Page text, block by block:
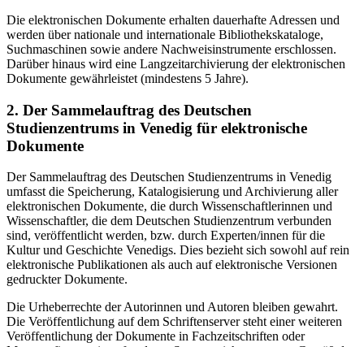
Die elektronischen Dokumente erhalten dauerhafte Adressen und
werden über nationale und internationale Bibliothekskataloge,
Suchmaschinen sowie andere Nachweisinstrumente erschlossen.
Darüber hinaus wird eine Langzeitarchivierung der elektronischen
Dokumente gewährleistet (mindestens 5 Jahre).
2. Der Sammelauftrag des Deutschen
Studienzentrums in Venedig für elektronische
Dokumente
Der Sammelauftrag des Deutschen Studienzentrums in Venedig
umfasst die Speicherung, Katalogisierung und Archivierung aller
elektronischen Dokumente, die durch Wissenschaftlerinnen und
Wissenschaftler, die dem Deutschen Studienzentrum verbunden
sind, veröffentlicht werden, bzw. durch Experten/innen für die
Kultur und Geschichte Venedigs. Dies bezieht sich sowohl auf rein
elektronische Publikationen als auch auf elektronische Versionen
gedruckter Dokumente.
Die Urheberrechte der Autorinnen und Autoren bleiben gewahrt.
Die Veröffentlichung auf dem Schriftenserver steht einer weiteren
Veröffentlichung der Dokumente in Fachzeitschriften oder